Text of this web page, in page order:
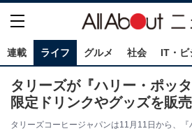
連載 ライフ グルメ 社会 IT・ビ
タリーズが『ハリー・ポッ
限定ドリンクやグッズを販売
タリーズコーヒージャパンは11月11日から、